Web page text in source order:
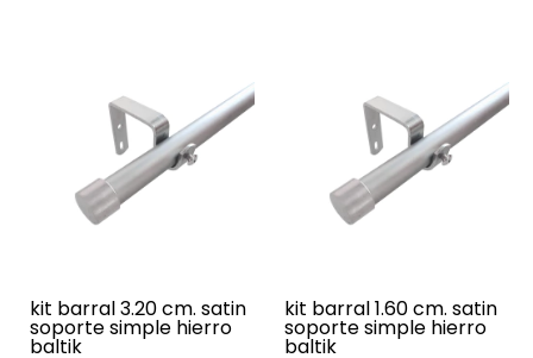
kit barral 3.20 cm. satin
soporte simple hierro
baltik
kit barral 1.60 cm. satin
soporte simple hierro
baltik